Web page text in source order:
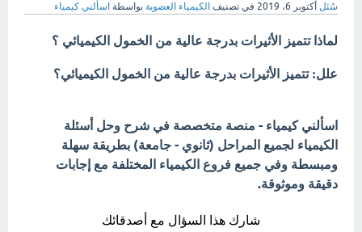
سُئل أكتوبر 6، 2019 في تصنيف الكيمياء العضوية بواسطة اسألني كيمياء
لماذا تتميز الأثيرات بدرجة عالية من الخمول الكيميائي ؟
علل: تتميز الأثيرات بدرجة عالية من الخمول الكيميائي؟
اسألني كيمياء - منصة متخصصة في شرح وحل أسئلة
الكيمياء لجميع المراحل (ثانوي - جامعة) بطريقة سهلة
ومبسطة وفي جميع فروع الكيمياء المختلفة مع إجابات
دقيقة وموثوقة.
شارك هذا السؤال مع أصدقائك